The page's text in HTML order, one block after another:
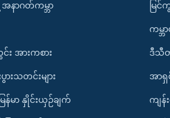
နာဂတ်ကမ္ဘာ
အားကစား
းသတင်းများ
န်မာ နှိုင်းယှဉ်ချက်
မြင်
ကမ္ဘ
ဒီသီတ
အာရှ
ကျန်